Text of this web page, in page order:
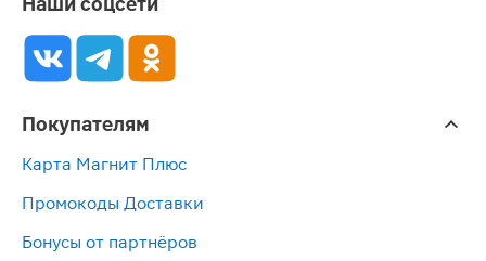
Покупателям
Карта Магнит Плюс
Промокоды Доставки
Бонусы от партнёров